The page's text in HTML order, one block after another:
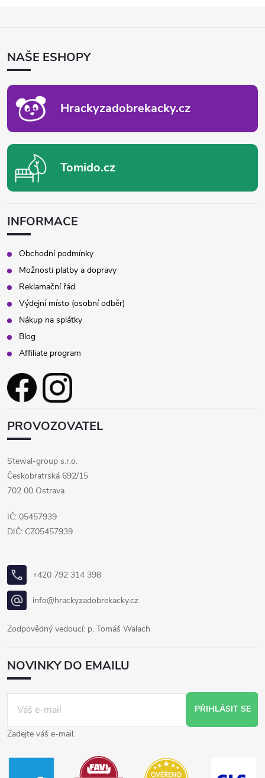
ANAŠE ESHOPY
Hrackyzadobrekacky.cz
Tomido.cz
INFORMACE
Obchodní podmínky
Možnosti platby a dopravy
Reklamační řád
Výdejní místo (osobní odběr)
Nákup na splátky
Blog
Affiliate program
PROVOZOVATEL
Stewal-group s.r.o.
Českobratrská 692/15
702 00 Ostrava
IČ: 05457939
DIČ: CZ05457939
+420 792 314 398
info@hrackyzadobrekacky.cz
Zodpovědný vedoucí: p. Tomáš Walach
NOVINKY DO EMAILU
PŘIHLÁSIT SE
Zadejte váš e-mail.